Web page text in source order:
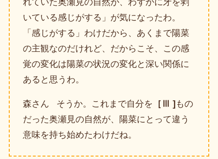
れていた奥瀬見の自然が、わずかに牙を剥
いている感じがする」が気になったわ。
「感じがする」わけだから、あくまで陽菜
の主観なのだけれど、だからこそ、この感
覚の変化は陽菜の状況の変化と深い関係に
あると思うわ。
森さん そうか。これまで自分を ［Ⅲ ] もの
だった奥瀬見の自然が、陽菜にとって違う
意味を持ち始めたわけだね。